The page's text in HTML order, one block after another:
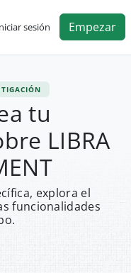
sesión Empezar
tu
LIBRA
explora el
funcionalidades